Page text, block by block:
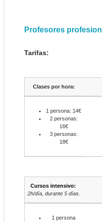
Profesores
Tarifas:
Clases por hora:
1 persona: 14€
2 personas:
16€
3 personas:
18€
Cursos intensivo:
2h/día, durante 5 días.
1 persona